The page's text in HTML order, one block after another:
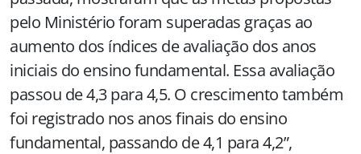
pelo Ministério foram superadas graças ao
aumento dos índices de avaliação dos anos
iniciais do ensino fundamental. Essa avaliação
passou de 4,3 para 4,5. O crescimento também
foi registrado nos anos finais do ensino
fundamental, passando de 4,1 para 4,2”,